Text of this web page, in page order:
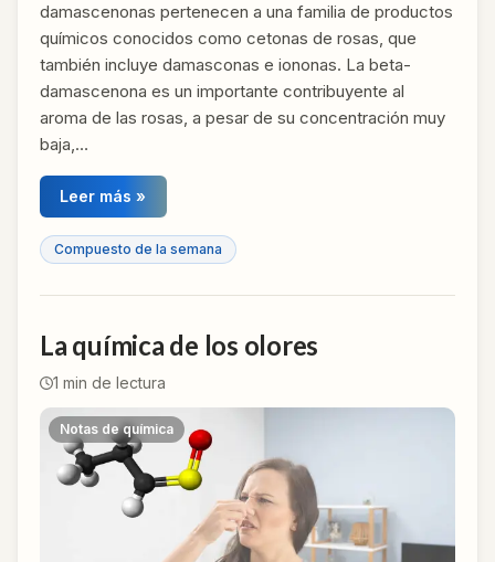
damascenonas pertenecen a una familia de productos
químicos conocidos como cetonas de rosas, que
también incluye damasconas e iononas. La beta-
damascenona es un importante contribuyente al
aroma de las rosas, a pesar de su concentración muy
baja,…
Leer más »
Compuesto de la semana
La química de los olores
1 min de lectura
Notas de química